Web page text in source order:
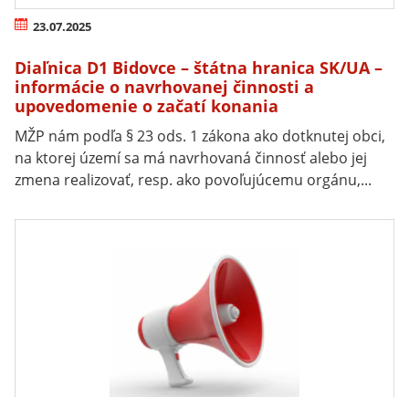
23.07.2025
Diaľnica D1 Bidovce – štátna hranica SK/UA –
informácie o navrhovanej činnosti a
upovedomenie o začatí konania
MŽP nám podľa § 23 ods. 1 zákona ako dotknutej obci,
na ktorej území sa má navrhovaná činnosť alebo jej
zmena realizovať, resp. ako povoľujúcemu orgánu,...